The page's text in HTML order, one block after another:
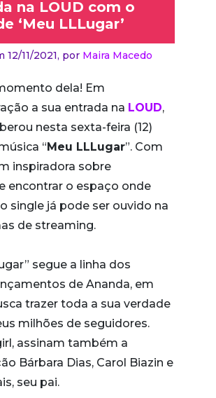
na LOUD com o
‘Meu LLLugar’
12/11/2021, por Maira Macedo
dela! Em
a sua entrada na LOUD,
nesta sexta-feira (12)
“Meu LLLugar”. Com
inspiradora sobre
encontrar o espaço onde
single já pode ser ouvido na
de streaming.
segue a linha dos
de Ananda, em
trazer toda a sua verdade
milhões de seguidores.
assinam também a
Bárbara Dias, Carol Biazin e
seu pai.